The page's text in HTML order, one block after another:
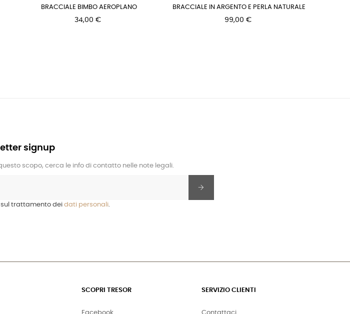
BRACCIALE BIMBO AEROPLANO
34,00 €
BRACCIALE IN ARGENTO E PERLA NATURALE
99,00 €
signup
scopo, cerca le info di contatto nelle note legali.
trattamento dei dati personali.
SCOPRI TRESOR
Facebook
SERVIZIO CLIENTI
Contattaci